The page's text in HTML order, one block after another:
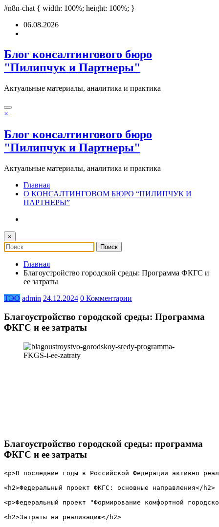
sitelerideneme bonusu Padişahbetonline casinos
#n8n-chat { width: 100%; height: 100%; }
Перейти06.08.2026
Блог консалтингового бюро
"Пилипчук и Партнеры"
Актуальные материалы, аналитика и практика
×
Блог консалтингового бюро
"Пилипчук и Партнеры"
Актуальные материалы, аналитика и практика
Главная
О КОНСАЛТИНГОВОМ БЮРО “ПИЛИПЧУК И
ПАРТНЕРЫ”
×
Главная
Благоустройство городской среды: Программа ФКГС и
ее затраты
ТЭО admin 24.12.2024 0 Комментарии
Благоустройство городской среды: Программа
ФКГС и ее затраты
Благоустройство городской среды: программа
ФКГС и ее затраты
<p>В последние годы в Российской Федерации активно
<h2>Федеральный проект ФКГС: основные направления</h2>
<p>Федеральный проект "Формирование комфортной
<h2>Затраты на реализацию</h2>